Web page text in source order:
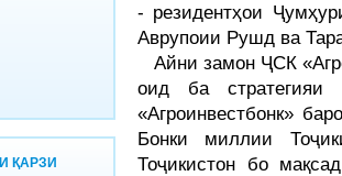
ҚАРЗИ
- резидентҳои
Аврупоии Рушд ва
Айни замон ҶСК
оид ба стратегияи
«Агроинвестбонк»
Бонки миллии
Тоҷикистон бо